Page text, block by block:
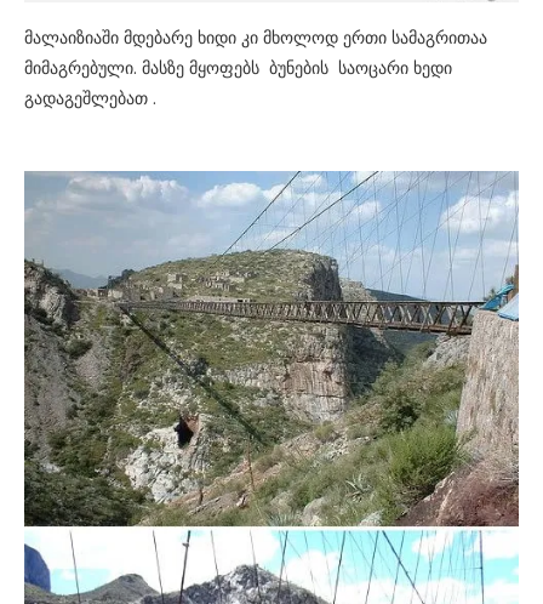
მალაიზიაში მდებარე ხიდი კი მხოლოდ ერთი სამაგრითაა
მიმაგრებული. მასზე მყოფებს ბუნების საოცარი ხედი
გადაგეშლებათ .